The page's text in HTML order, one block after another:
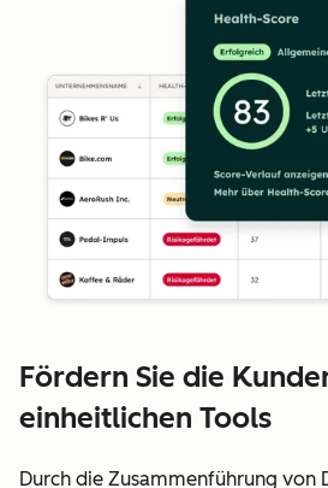
Fördern Sie die
einheitlichen Tools
Durch die Zusammenführung von